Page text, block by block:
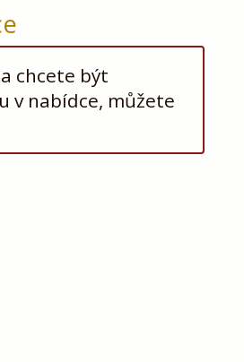
chcete být
v nabídce, můžete